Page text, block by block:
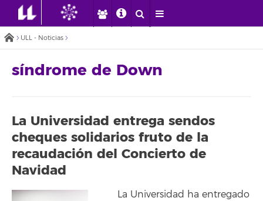
ULL - Noticias
síndrome de Down
La Universidad entrega sendos
cheques solidarios fruto de la
recaudación del Concierto de
Navidad
La Universidad ha entregado